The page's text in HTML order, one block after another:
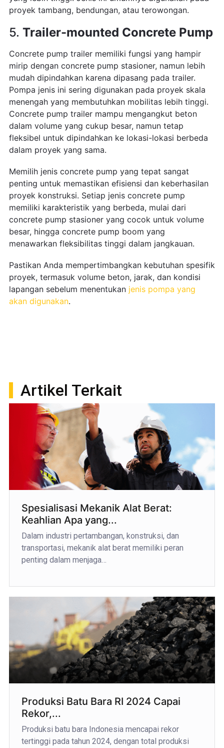
proyek tambang, bendungan, atau terowongan.
5. Trailer-mounted Concrete Pump
Concrete pump trailer memiliki fungsi yang hampir
mirip dengan concrete pump stasioner, namun lebih
mudah dipindahkan karena dipasang pada trailer.
Pompa jenis ini sering digunakan pada proyek skala
menengah yang membutuhkan mobilitas lebih tinggi.
Concrete pump trailer mampu mengangkut beton
dalam volume yang cukup besar, namun tetap
fleksibel untuk dipindahkan ke lokasi-lokasi berbeda
dalam proyek yang sama.
Memilih jenis concrete pump yang tepat sangat
penting untuk memastikan efisiensi dan keberhasilan
proyek konstruksi. Setiap jenis concrete pump
memiliki karakteristik yang berbeda, mulai dari
concrete pump stasioner yang cocok untuk volume
besar, hingga concrete pump boom yang
menawarkan fleksibilitas tinggi dalam jangkauan.
Pastikan Anda mempertimbangkan kebutuhan spesifik
proyek, termasuk volume beton, jarak, dan kondisi
lapangan sebelum menentukan jenis pompa yang
akan digunakan.
Artikel Terkait
Spesialisasi Mekanik Alat Berat:
Keahlian Apa yang...
Dalam industri pertambangan, konstruksi, dan
transportasi, mekanik alat berat memiliki peran
penting dalam menjaga…
Produksi Batu Bara RI 2024 Capai
Rekor,...
Produksi batu bara Indonesia mencapai rekor
tertinggi pada tahun 2024, dengan total produksi